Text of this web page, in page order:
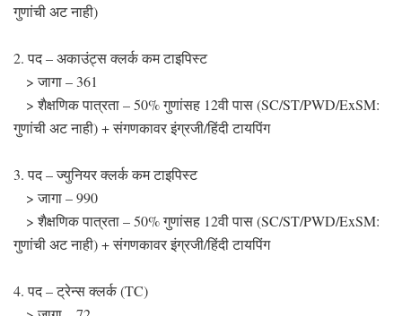
गुणांची अट नाही)
2. पद – अकाउंट्स क्लर्क कम टाइपिस्ट
> जागा – 361
> शैक्षणिक पात्रता – 50% गुणांसह 12वी पास (SC/ST/PWD/ExSM:
गुणांची अट नाही) + संगणकावर इंग्रजी/हिंदी टायपिंग
3. पद – ज्युनियर क्लर्क कम टाइपिस्ट
> जागा – 990
> शैक्षणिक पात्रता – 50% गुणांसह 12वी पास (SC/ST/PWD/ExSM:
गुणांची अट नाही) + संगणकावर इंग्रजी/हिंदी टायपिंग
4. पद – ट्रेन्स क्लर्क (TC)